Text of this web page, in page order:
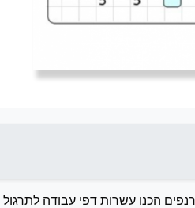
הכנו עשרות דפי עבודה לתרגול